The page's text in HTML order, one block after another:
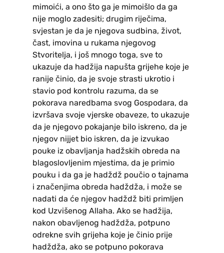
mimoići, a ono što ga je mimoišlo da ga
nije moglo zadesiti; drugim riječima,
svjestan je da je njegova sudbina, život,
čast, imovina u rukama njegovog
Stvoritelja, i još mnogo toga, sve to
ukazuje da hadžija napušta grijehe koje je
ranije činio, da je svoje strasti ukrotio i
stavio pod kontrolu razuma, da se
pokorava naredbama svog Gospodara, da
izvršava svoje vjerske obaveze, to ukazuje
da je njegovo pokajanje bilo iskreno, da je
njegov nijjet bio iskren, da je izvukao
pouke iz obavljanja hadžskih obreda na
blagoslovljenim mjestima, da je primio
pouku i da ga je hadždž poučio o tajnama
i značenjima obreda hadždža, i može se
nadati da će njegov hadždž biti primljen
kod Uzvišenog Allaha. Ako se hadžija,
nakon obavljenog hadždža, potpuno
odrekne svih grijeha koje je činio prije
hadždža, ako se potpuno pokorava